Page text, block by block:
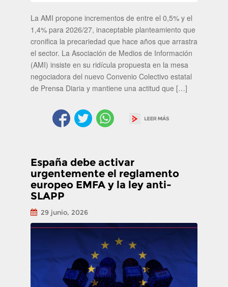
La AMI propone incrementos de entre el 0,5% y el
1,4% para 2026/27, inaceptable planteamiento que
cronifica la precariedad que hace años que arrastra
el sector. La Asociación de Medios de Información
(AMI) insiste en su ridícula propuesta en la mesa
negociadora del nuevo Convenio Colectivo estatal
de Prensa Diaria y mantiene una actitud que […]
España debe activar
urgentemente el reglamento
europeo EMFA y la ley anti-
SLAPP
29 junio, 2026